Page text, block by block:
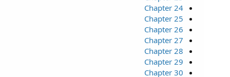
Chapter 24
Chapter 25
Chapter 26
Chapter 27
Chapter 28
Chapter 29
Chapter 30